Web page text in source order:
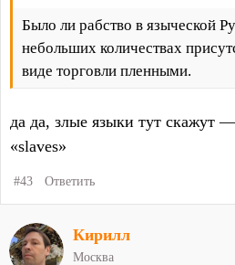
Было ли рабство в языческой
небольших количествах
виде торговли пленными.
да да, злые языки тут скажут
«slaves»
#43 Ответить
Кирилл
Москва